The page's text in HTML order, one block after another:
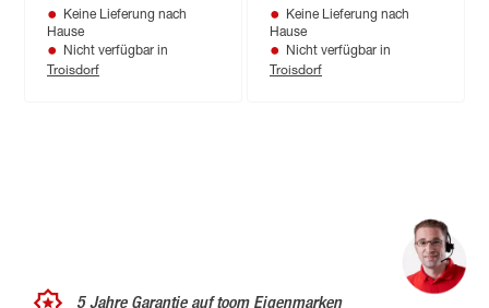
Keine Lieferung nach
Hause
Nicht verfügbar in
Troisdorf
Keine Lieferung nach
Hause
Nicht verfügbar in
Troisdorf
5 Jahre Garantie auf toom Eigenmarken